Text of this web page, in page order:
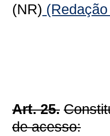
(NR)
Art. 25.
de acesso: